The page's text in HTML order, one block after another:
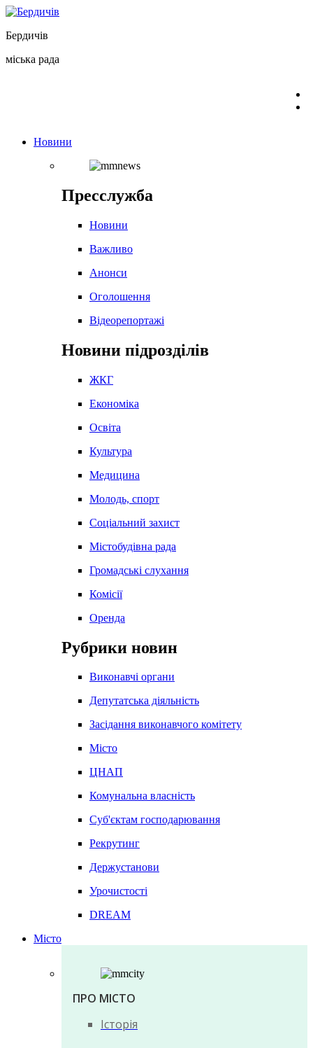
Перейти
вмісту
Бердичів
міська рада
Новини
Пресслужба
Новини
Важливо
Анонси
Оголошення
Відеорепортажі
Новини підрозділів
ЖКГ
Економіка
Освіта
Культура
Медицина
Молодь, спорт
Соціальний захист
Містобудівна рада
Громадські слухання
Комісії
Оренда
Рубрики новин
Виконавчі органи
Депутатська діяльність
Засідання виконавчого комітету
Місто
ЦНАП
Комунальна власність
Суб'єктам господарювання
Рекрутинг
Держустанови
Урочистості
DREAM
Місто
ПРО МІСТО
Історія